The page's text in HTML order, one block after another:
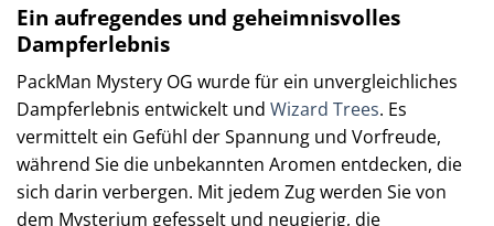
Ein aufregendes und geheimnisvolles
Dampferlebnis
PackMan Mystery OG wurde für ein unvergleichliches
Dampferlebnis entwickelt und Wizard Trees. Es
vermittelt ein Gefühl der Spannung und Vorfreude,
während Sie die unbekannten Aromen entdecken, die
sich darin verbergen. Mit jedem Zug werden Sie von
dem Mysterium gefesselt und neugierig, die